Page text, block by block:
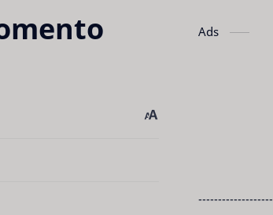
Ads
-------------------